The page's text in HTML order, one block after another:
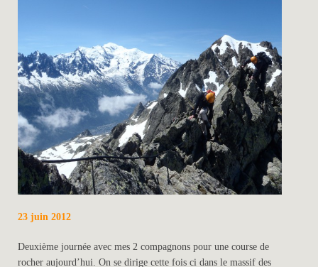
23 juin 2012
Deuxième journée avec mes 2 compagnons pour une course de
rocher aujourd’hui. On se dirige cette fois ci dans le massif des